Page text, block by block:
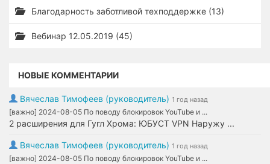
Благодарность заботливой техподдержке (13)
Вебинар 12.05.2019 (45)
НОВЫЕ КОММЕНТАРИИ
Вячеслав Тимофеев (руководитель) 1 год назад
[важно] 2024-08-05 По поводу блокировок YouTube и ...
2 расширения для Гугл Хрома: ЮБУСТ VPN Наружу ...
Вячеслав Тимофеев (руководитель) 1 год назад
[важно] 2024-08-05 По поводу блокировок YouTube и ...